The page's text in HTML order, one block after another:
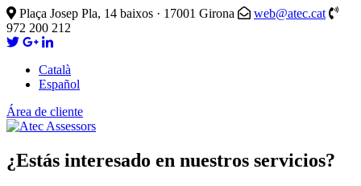
Plaça Josep Pla, 14 baixos · 17001 Girona
web@atec.cat
972 200 212
Català
Español
Área de cliente
¿Estás interesado en nuestros servicios?